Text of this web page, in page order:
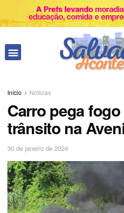
Início Notícias
Carro pega
trânsito na
30 de janeiro de 2024